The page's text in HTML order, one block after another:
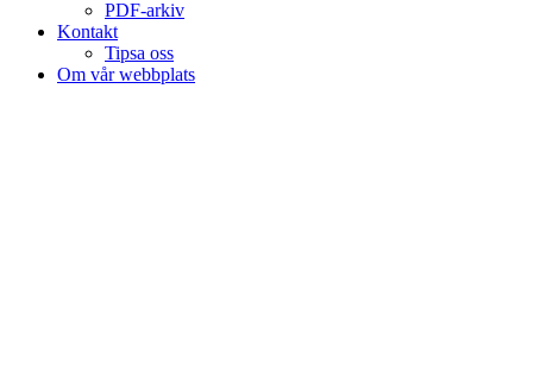
PDF-arkiv
Kontakt
Tipsa oss
Om vår webbplats